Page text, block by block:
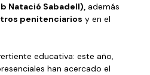
Natació Sabadell), además
penitenciarios y en el
educativa: este año,
han acercado el